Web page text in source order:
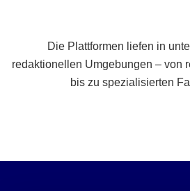
Die Plattformen liefen in
redaktionellen Umgebungen – von
bis zu spezialisierten